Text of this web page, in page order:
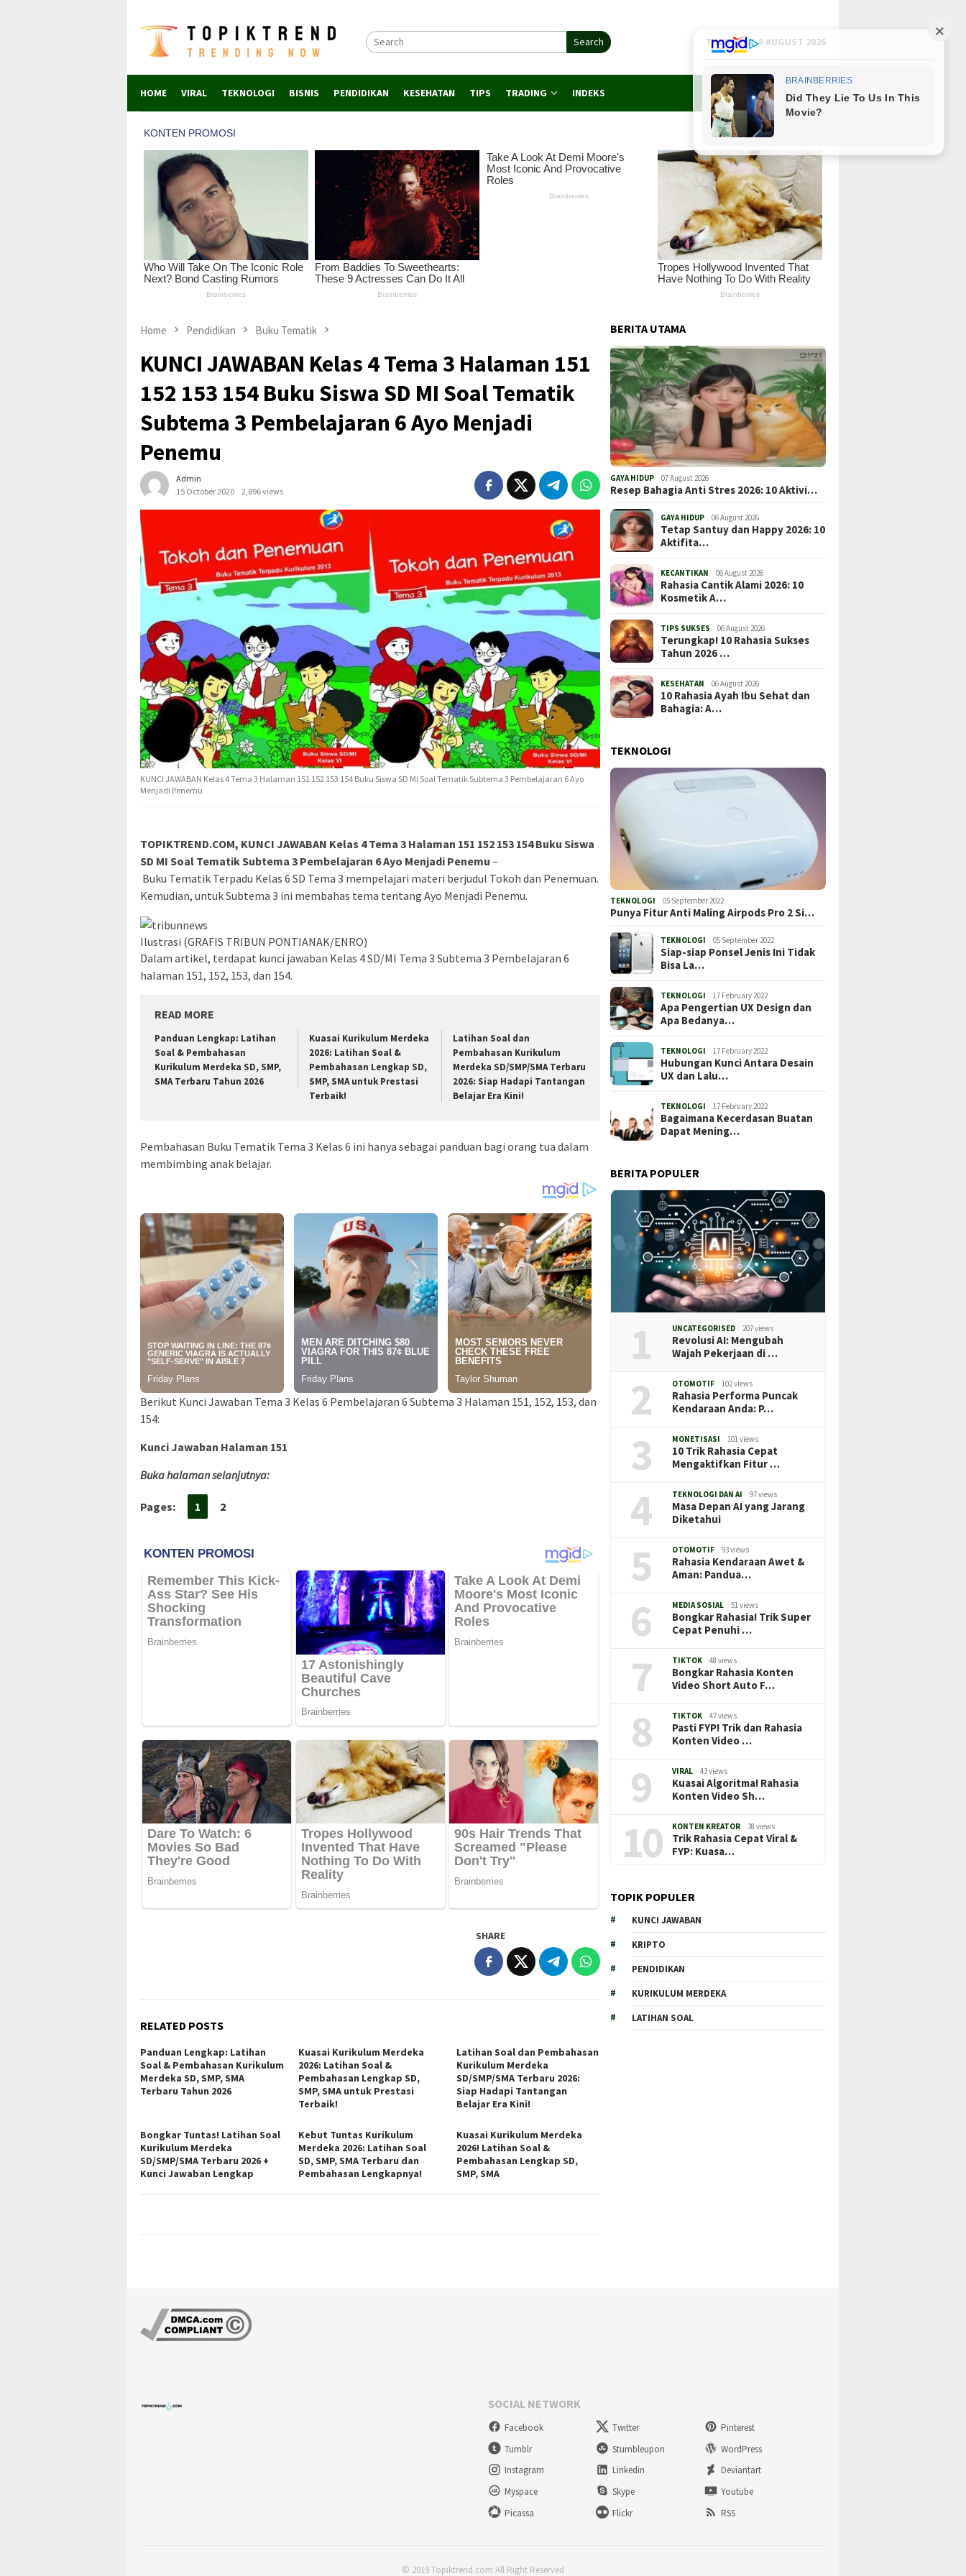
content
Search THURSDAY, 6 AUGUST 2026
HOME VIRAL TEKNOLOGI BISNIS PENDIDIKAN KESEHATAN TIPS TRADING INDEKS
Home Pendidikan Buku Tematik
KUNCI JAWABAN Kelas 4 Tema 3 Halaman 151
152 153 154 Buku Siswa SD MI Soal Tematik
Subtema 3 Pembelajaran 6 Ayo Menjadi
Penemu
Admin
15 October 2020
2,896 views
KUNCI JAWABAN Kelas 4 Tema 3 Halaman 151 152 153 154 Buku Siswa SD MI Soal Tematik Subtema 3 Pembelajaran 6 Ayo
Menjadi Penemu
TOPIKTREND.COM, KUNCI JAWABAN Kelas 4 Tema 3 Halaman 151 152 153 154 Buku Siswa
SD MI Soal Tematik Subtema 3 Pembelajaran 6 Ayo Menjadi Penemu –
Buku Tematik Terpadu Kelas 6 SD Tema 3 mempelajari materi berjudul Tokoh dan Penemuan.
Kemudian, untuk Subtema 3 ini membahas tema tentang Ayo Menjadi Penemu.
Ilustrasi (GRAFIS TRIBUN PONTIANAK/ENRO)
Dalam artikel, terdapat kunci jawaban Kelas 4 SD/MI Tema 3 Subtema 3 Pembelajaran 6
halaman 151, 152, 153, dan 154.
READ MORE
Panduan Lengkap: Latihan
Soal & Pembahasan
Kurikulum Merdeka SD, SMP,
SMA Terbaru Tahun 2026
Kuasai Kurikulum Merdeka
2026: Latihan Soal &
Pembahasan Lengkap SD,
SMP, SMA untuk Prestasi
Terbaik!
Latihan Soal dan
Pembahasan Kurikulum
Merdeka SD/SMP/SMA Terbaru
2026: Siap Hadapi Tantangan
Belajar Era Kini!
Pembahasan Buku Tematik Tema 3 Kelas 6 ini hanya sebagai panduan bagi orang tua dalam
membimbing anak belajar.
Berikut Kunci Jawaban Tema 3 Kelas 6 Pembelajaran 6 Subtema 3 Halaman 151, 152, 153, dan
154:
Kunci Jawaban Halaman 151
Buka halaman selanjutnya:
Pages: 1 2
SHARE
RELATED POSTS
Panduan Lengkap: Latihan
Soal & Pembahasan Kurikulum
Merdeka SD, SMP, SMA
Terbaru Tahun 2026
Kuasai Kurikulum Merdeka
2026: Latihan Soal &
Pembahasan Lengkap SD,
SMP, SMA untuk Prestasi
Terbaik!
Latihan Soal dan Pembahasan
Kurikulum Merdeka
SD/SMP/SMA Terbaru 2026:
Siap Hadapi Tantangan
Belajar Era Kini!
Bongkar Tuntas! Latihan Soal
Kurikulum Merdeka
SD/SMP/SMA Terbaru 2026 +
Kunci Jawaban Lengkap
Kebut Tuntas Kurikulum
Merdeka 2026: Latihan Soal
SD, SMP, SMA Terbaru dan
Pembahasan Lengkapnya!
Kuasai Kurikulum Merdeka
2026! Latihan Soal &
Pembahasan Lengkap SD,
SMP, SMA
BERITA UTAMA
GAYA HIDUP 07 August 2026
Resep Bahagia Anti Stres 2026: 10 Aktivi…
GAYA HIDUP 06 August 2026
Tetap Santuy dan Happy 2026: 10
Aktifita…
KECANTIKAN 06 August 2026
Rahasia Cantik Alami 2026: 10
Kosmetik A…
TIPS SUKSES 06 August 2026
Terungkap! 10 Rahasia Sukses
Tahun 2026 …
KESEHATAN 06 August 2026
10 Rahasia Ayah Ibu Sehat dan
Bahagia: A…
TEKNOLOGI
TEKNOLOGI 05 September 2022
Punya Fitur Anti Maling Airpods Pro 2 Si…
TEKNOLOGI 05 September 2022
Siap-siap Ponsel Jenis Ini Tidak
Bisa La…
TEKNOLOGI 17 February 2022
Apa Pengertian UX Design dan
Apa Bedanya…
TEKNOLOGI 17 February 2022
Hubungan Kunci Antara Desain
UX dan Lalu…
TEKNOLOGI 17 February 2022
Bagaimana Kecerdasan Buatan
Dapat Mening…
BERITA POPULER
1 UNCATEGORISED 207 views
Revolusi AI: Mengubah
Wajah Pekerjaan di …
2 OTOMOTIF 102 views
Rahasia Performa Puncak
Kendaraan Anda: P…
3 MONETISASI 101 views
10 Trik Rahasia Cepat
Mengaktifkan Fitur …
4 TEKNOLOGI DAN AI 97 views
Masa Depan AI yang Jarang
Diketahui
5 OTOMOTIF 93 views
Rahasia Kendaraan Awet &
Aman: Pandua…
6 MEDIA SOSIAL 51 views
Bongkar Rahasia! Trik Super
Cepat Penuhi …
7 TIKTOK 48 views
Bongkar Rahasia Konten
Video Short Auto F…
8 TIKTOK 47 views
Pasti FYP! Trik dan Rahasia
Konten Video …
9 VIRAL 43 views
Kuasai Algoritma! Rahasia
Konten Video Sh…
10 KONTEN KREATOR 38 views
Trik Rahasia Cepat Viral &
FYP: Kuasa…
TOPIK POPULER
KUNCI JAWABAN
KRIPTO
PENDIDIKAN
KURIKULUM MERDEKA
LATIHAN SOAL
SOCIAL NETWORK
Facebook Twitter
Pinterest
Tumblr
Stumbleupon
WordPress
Instagram
Linkedin
Deviantart
Myspace
Skype
Youtube
Picassa
Flickr RSS
© 2019 Topiktrend.com All Right Reserved